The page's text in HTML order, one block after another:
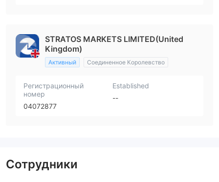
STRATOS MARKETS LIMITED(United
Kingdom)
Активный Соединенное Королевство
Регистрационный
номер
04072877
Established
--
Сотрудники